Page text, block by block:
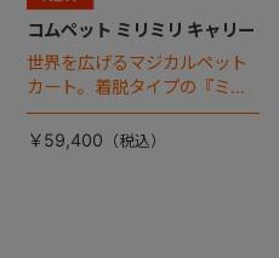
コムペット ミリミリ キャリー
世界を広げるマジカルペット
カート。着脱タイプの『ミリ
ミリ キャリー』 からアースカ
ラーが登場！
￥59,400